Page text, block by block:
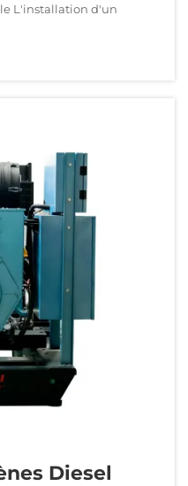
L'installation d'un
un
établissement,
Diesel